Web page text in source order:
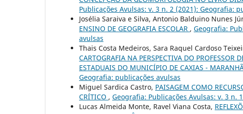
Publicações Avulsas: v. 3 n. 2 (2021): Geografia:
Josélia Saraiva e Silva, Antonio Balduino Nunes
ENSINO DE GEOGRAFIA ESCOLAR , Geografia:
avulsas
Thais Costa Medeiros, Sara Raquel Cardoso
CARTOGRAFIA NA PERSPECTIVA DO PROFESSOR
ESTADUAIS DO MUNICÍPIO DE CAXIAS -
Geografia: publicações avulsas
Miguel Sardica Castro, PAISAGEM COMO
CRÍTICO , Geografia: Publicações Avulsas: v. 3 n.
Lucas Almeida Monte, Ravel Viana Costa,